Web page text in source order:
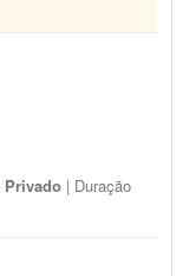
Privado | Duração